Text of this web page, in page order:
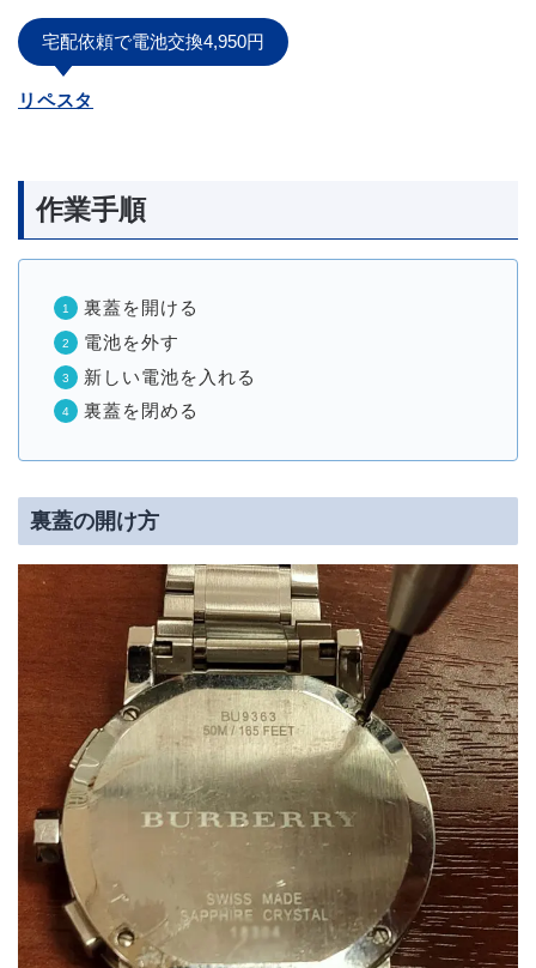
宅配依頼で電池交換4,950円
リペスタ
作業手順
裏蓋を開ける
電池を外す
新しい電池を入れる
裏蓋を閉める
裏蓋の開け方